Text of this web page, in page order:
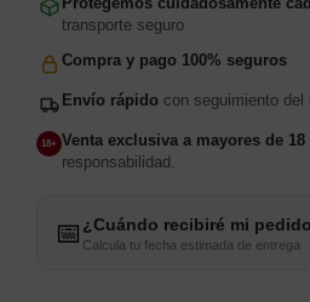
Protegemos cuidadosamente
transporte seguro
Compra y pago 100% seguros
Envío rápido con seguimiento del
18+ Venta exclusiva a mayores de 18
responsabilidad.
📅 ¿Cuándo recibiré mi
Calcula tu fecha estimada de entrega